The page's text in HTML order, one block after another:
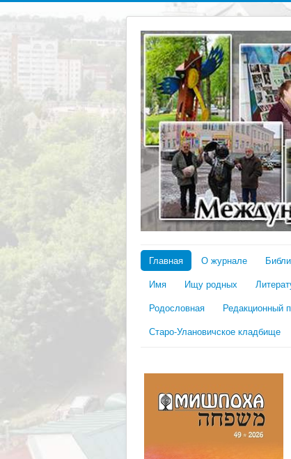
Главная О журнале
Имя
Ищу родных
Родословная
Редакционный
Старо-Улановичское кладбище